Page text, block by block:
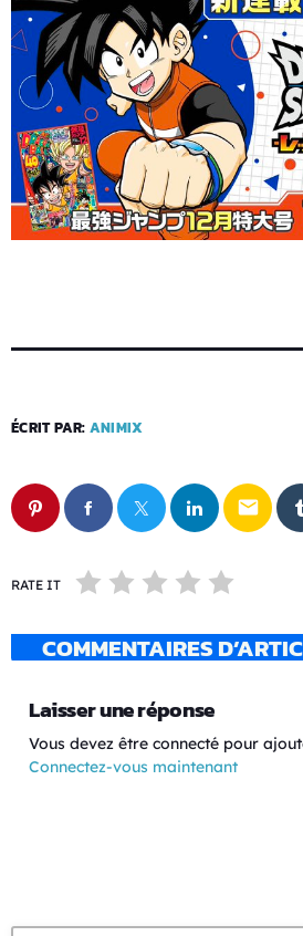
ÉCRIT PAR: ANIMIX
email
RATE IT
COMMENTAIRES
Laisser une réponse
Vous devez être connecté pour
Connectez-vous maintenant